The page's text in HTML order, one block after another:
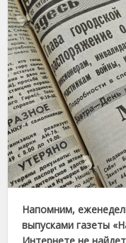
Напомним,
выпусками газеты
Интернете не